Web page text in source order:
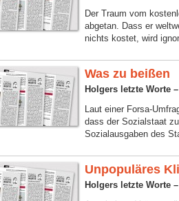
Der Traum vom
abgetan. Dass er
nichts kostet, wird
Was zu beißen
Holgers letzte Worte
Laut einer Forsa-
dass der Sozialstaat
Sozialausgaben des
Unpopuläres
Holgers letzte Worte